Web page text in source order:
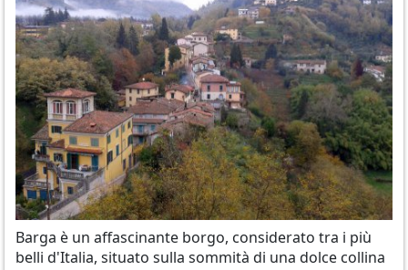
Barga è un affascinante borgo, considerato tra i più
belli d'Italia, situato sulla sommità di una dolce collina